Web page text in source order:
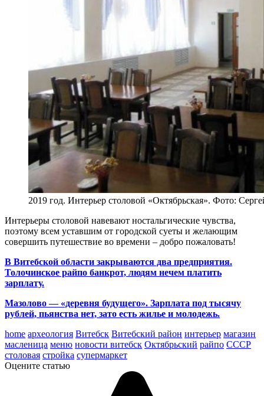
2019 год. Интерьер столовой «Октябрьская». Фото:
Интерьеры столовой навевают ностальгические чувства,
поэтому всем уставшим от городской суеты и желающим
совершить путешествие во времени – добро пожаловать!
В Витебской области закрываются два предприятия.
Толочинское райпо банкрот, людям нечем платить
зарплату.
Мазолово — «деревня будущего». Зарплата под тысячу
рублей, пьянства нет, зато есть жилье и молодежь.
home археология Витебск Витебский район интерьер магазин
масленица меню новости витебск Октябрьский райпо СССР
столовая стройка супермаркет
Оцените статью